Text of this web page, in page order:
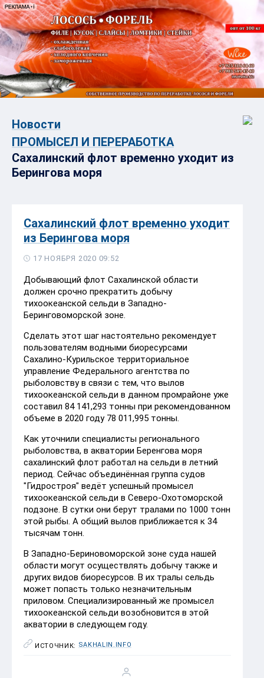
Новости
ПРОМЫСЕЛ И ПЕРЕРАБОТКА
Сахалинский флот временно уходит из
Берингова моря
Сахалинский флот временно уходит
из Берингова моря
17 НОЯБРЯ 2020 09:52
Добывающий флот Сахалинской области
должен срочно прекратить добычу
тихоокеанской сельди в Западно-
Беринговоморской зоне.
Сделать этот шаг настоятельно рекомендует
пользователям водными биоресурсами
Сахалино-Курильское территориальное
управление Федерального агентства по
рыболовству в связи с тем, что вылов
тихоокеанской сельди в данном промрайоне уже
составил 84 141,293 тонны при рекомендованном
объеме в 2020 году 78 011,995 тонны.
Как уточнили специалисты регионального
рыболовства, в акватории Беренгова моря
сахалинский флот работал на сельди в летний
период. Сейчас объединённая группа судов
"Гидростроя" ведёт успешный промысел
тихоокеанской сельди в Северо-Охотоморской
подзоне. В сутки они берут тралами по 1000 тонн
этой рыбы. А общий вылов приближается к 34
тысячам тонн.
В Западно-Бериновоморской зоне суда нашей
области могут осуществлять добычу также и
других видов биоресурсов. В их тралы сельдь
может попасть только незначительным
приловом. Специализированный же промысел
тихоокеанской сельди возобновится в этой
акватории в следующем году.
ИСТОЧНИК: SAKHALIN.INFO